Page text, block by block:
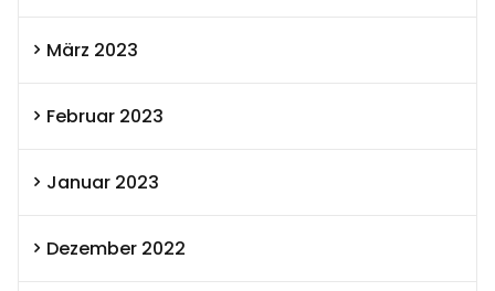
März 2023
Februar 2023
Januar 2023
Dezember 2022